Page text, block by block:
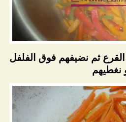
ثم نضيفهم فوق الفلفل
نغطيهم